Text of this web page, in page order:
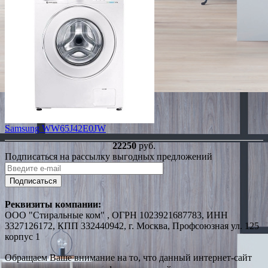
Samsung WW65J42E0JW
22250руб.
Подписаться на рассылку выгодных предложений
Подписаться
Реквизиты компании:
ООО "Стиральные ком" , ОГРН 1023921687783, ИНН
3327126172, КПП 332440942, г. Москва, Профсоюзная ул. 125
корпус 1
Обращаем Ваше внимание на то, что данный интернет-сайт